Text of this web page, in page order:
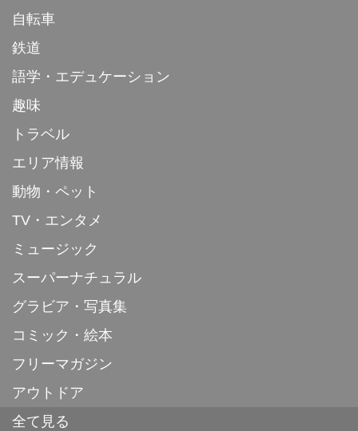
自転車
鉄道
語学・エデュケーション
趣味
トラベル
エリア情報
動物・ペット
TV・エンタメ
ミュージック
スーパーナチュラル
グラビア・写真集
コミック・絵本
フリーマガジン
アウトドア
全て見る